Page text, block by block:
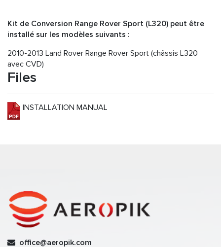
Kit de Conversion Range Rover Sport (L320) peut être
installé sur les modèles suivants :
2010-2013 Land Rover Range Rover Sport (châssis L320
avec CVD)
Files
INSTALLATION MANUAL
office@aeropik.com